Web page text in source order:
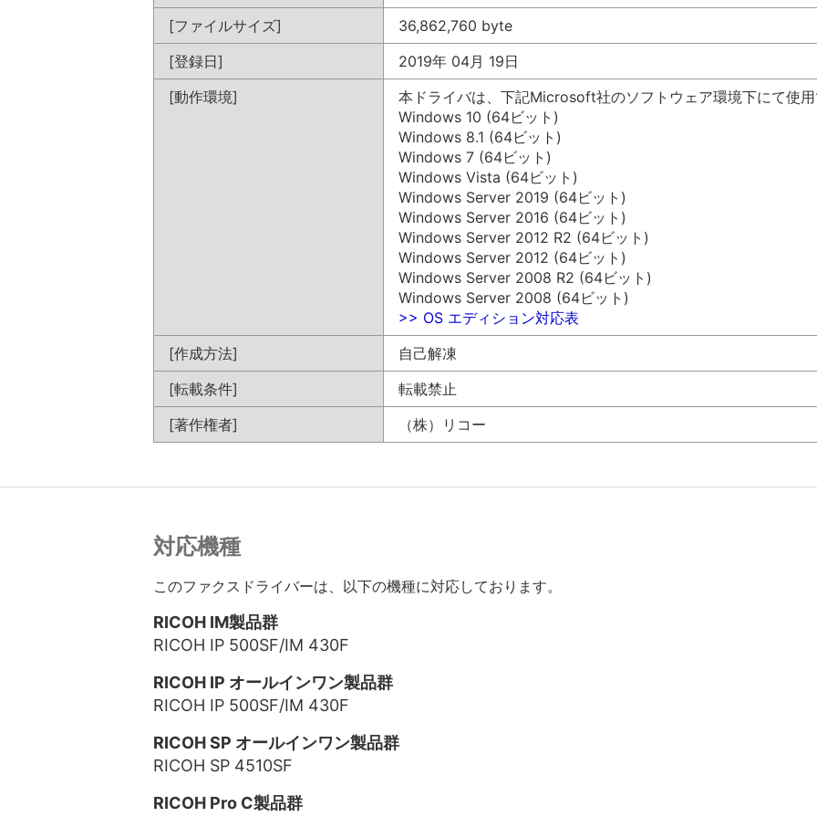
[ファイルサイズ]
36,862,760 byte
[登録日]
2019年 04月 19日
[動作環境]
本ドライバは、下記Microsoft社のソフトウェア環境下にて使用
Windows 10 (64ビット)
Windows 8.1 (64ビット)
Windows 7 (64ビット)
Windows Vista (64ビット)
Windows Server 2019 (64ビット)
Windows Server 2016 (64ビット)
Windows Server 2012 R2 (64ビット)
Windows Server 2012 (64ビット)
Windows Server 2008 R2 (64ビット)
Windows Server 2008 (64ビット)
>> OS エディション対応表
[作成方法]
自己解凍
[転載条件]
転載禁止
[著作権者]
（株）リコー
対応機種
このファクスドライバーは、以下の機種に対応しております。
RICOH IM製品群
RICOH IP 500SF/IM 430F
RICOH IP オールインワン製品群
RICOH IP 500SF/IM 430F
RICOH SP オールインワン製品群
RICOH SP 4510SF
RICOH Pro C製品群